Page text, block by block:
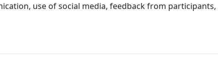
use of social media, feedback from participants,